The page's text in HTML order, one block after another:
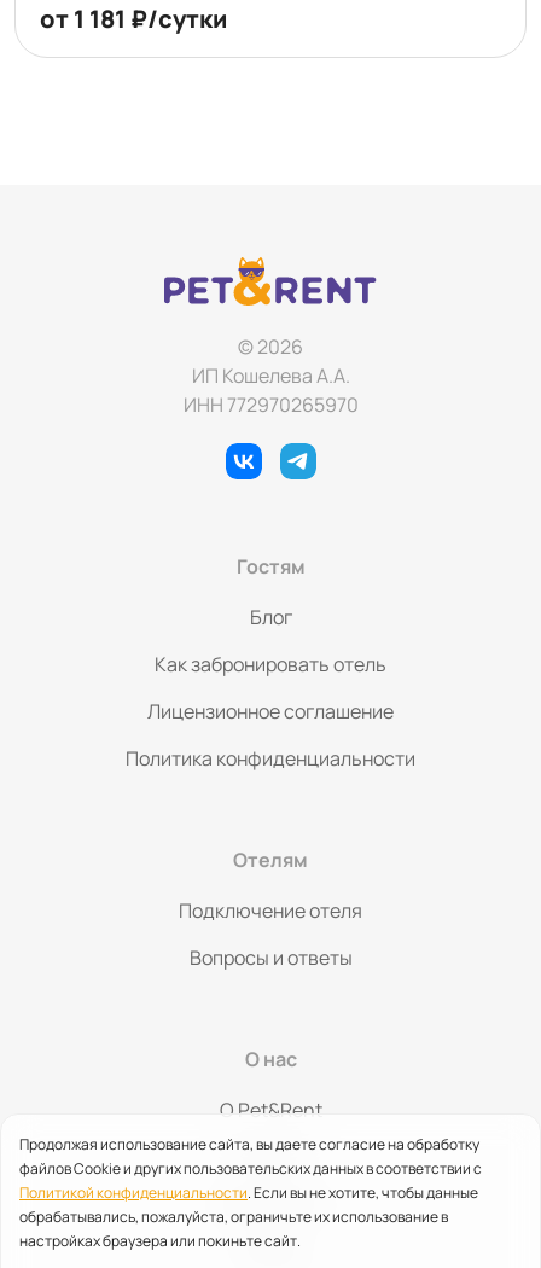
каждого гостя боксы тщательно моются и кварцуются.
Планировка номеров предусмотрена так, что животные
не видят друг друга, что снижает уровень стресса во
от 1 181 ₽/сутки
© 2026
ИП Кошелева А.А.
ИНН 772970265970
Гостям
Блог
Как забронировать отель
Лицензионное соглашение
Политика конфиденциальности
Отелям
Подключение отеля
Вопросы и ответы
О нас
O Pet&Rent
Контакты
Партнерство
Помощь
Продолжая использование сайта, вы даете согласие на обработку
файлов Cookie и других пользовательских данных в соответствии с
Политикой конфиденциальности. Если вы не хотите, чтобы данные
обрабатывались, пожалуйста, ограничьте их использование в
настройках браузера или покиньте сайт.